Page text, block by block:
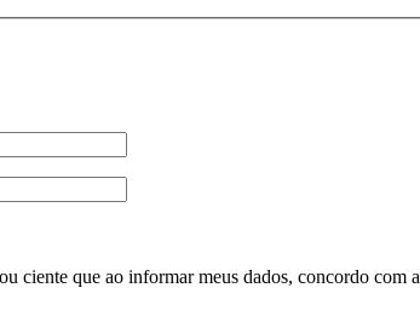
ciente que ao informar meus dados, concordo com a